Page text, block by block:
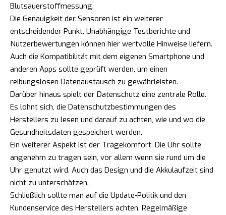
Blutsauerstoffmessung.
Die Genauigkeit der Sensoren ist ein weiterer
entscheidender Punkt. Unabhängige Testberichte und
Nutzerbewertungen können hier wertvolle Hinweise liefern.
Auch die Kompatibilität mit dem eigenen Smartphone und
anderen Apps sollte geprüft werden, um einen
reibungslosen Datenaustausch zu gewährleisten.
Darüber hinaus spielt der Datenschutz eine zentrale Rolle.
Es lohnt sich, die Datenschutzbestimmungen des
Herstellers zu lesen und darauf zu achten, wie und wo die
Gesundheitsdaten gespeichert werden.
Ein weiterer Aspekt ist der Tragekomfort. Die Uhr sollte
angenehm zu tragen sein, vor allem wenn sie rund um die
Uhr genutzt wird. Auch das Design und die Akkulaufzeit sind
nicht zu unterschätzen.
Schließlich sollte man auf die Update-Politik und den
Kundenservice des Herstellers achten. Regelmäßige